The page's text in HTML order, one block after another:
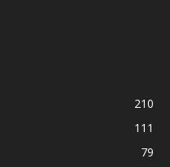
210
111
79